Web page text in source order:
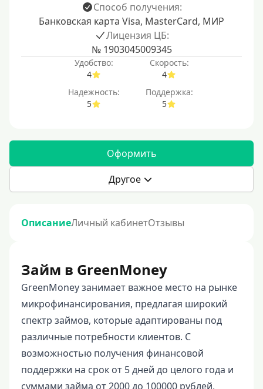
Способ получения:
Банковская карта Visa, MasterCard, МИР
Лицензия ЦБ:
№ 1903045009345
Удобство:
4
Скорость:
4
Надежность:
5
Поддержка:
5
Оформить
Другое
ОписаниеЛичный кабинетОтзывы
Займ в GreenMoney
GreenMoney занимает важное место на рынке
микрофинансирования, предлагая широкий
спектр займов, которые адаптированы под
различные потребности клиентов. С
возможностью получения финансовой
поддержки на срок от 5 дней до целого года и
суммами займа от 2000 до 100000 рублей,